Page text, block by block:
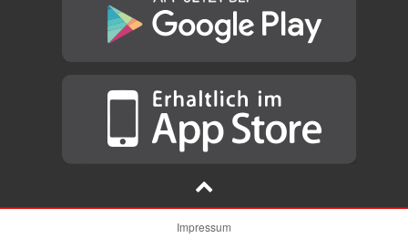
Impressum